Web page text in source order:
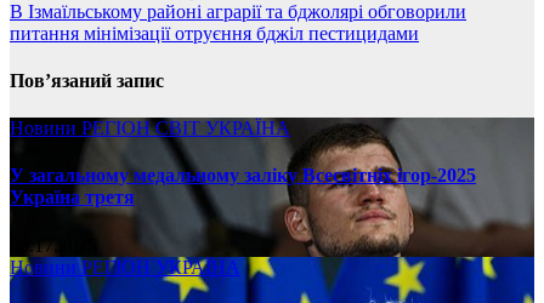
В Ізмаїльському районі аграрії та бджолярі обговорили
питання мінімізації отруєння бджіл пестицидами
Пов’язаний запис
Новини РЕГІОНСВІТ УКРАЇНА
У загальному медальному заліку Всесвітніх ігор-2025
Україна третя
08.17.2025
НовиниРЕГІОН УКРАЇНА